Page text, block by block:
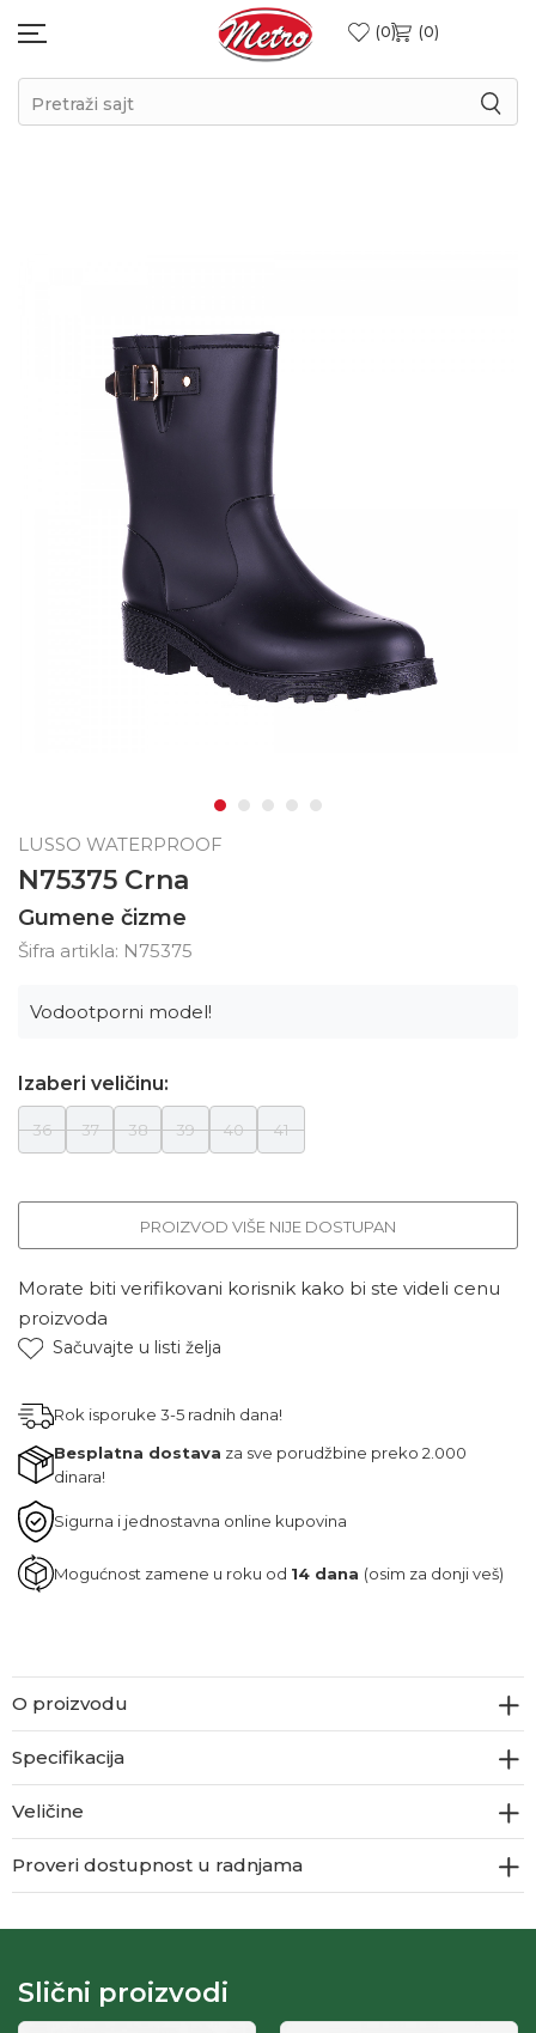
0 0
Pretraži sajt
LUSSO WATERPROOF
N75375 Crna
Gumene čizme
Šifra artikla: N75375
Vodootporni model!
Izaberi veličinu:
36 37 38 39 40 41
PROIZVOD VIŠE NIJE DOSTUPAN
Morate biti verifikovani korisnik kako bi ste videli cenu
proizvoda
Sačuvajte u listi želja
Rok isporuke 3-5 radnih dana!
Besplatna dostava za sve porudžbine preko 2.000
dinara!
Sigurna i jednostavna online kupovina
Mogućnost zamene u roku od 14 dana (osim za donji veš)
O proizvodu
Specifikacija
Veličine
Proveri dostupnost u radnjama
Slični proizvodi